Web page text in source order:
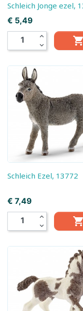
Schleich Jonge ezel,
Prijs
€ 5,49
expand_less
expand_more

Schleich Ezel, 13772
Prijs
€ 7,49
expand_less
expand_more
